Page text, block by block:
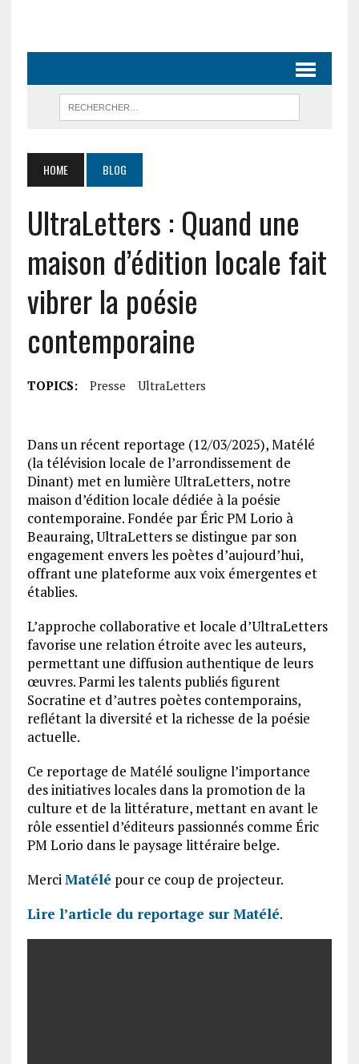
HOME BLOG
UltraLetters : Quand une
maison d’édition locale fait
vibrer la poésie
contemporaine
TOPICS: Presse UltraLetters
Dans un récent reportage (12/03/2025), Matélé
(la télévision locale de l’arrondissement de
Dinant) met en lumière UltraLetters, notre
maison d’édition locale dédiée à la poésie
contemporaine.Fondée par Éric PM Lorio à
Beauraing, UltraLetters se distingue par son
engagement envers les poètes d’aujourd’hui,
offrant une plateforme aux voix émergentes et
établies.
L’approche collaborative et locale d’UltraLetters
favorise une relation étroite avec les auteurs,
permettant une diffusion authentique de leurs
œuvres.Parmi les talents publiés figurent
Socratine et d’autres poètes contemporains,
reflétant la diversité et la richesse de la poésie
actuelle.
Ce reportage de Matélé souligne l’importance
des initiatives locales dans la promotion de la
culture et de la littérature, mettant en avant le
rôle essentiel d’éditeurs passionnés comme Éric
PM Lorio dans le paysage littéraire belge.
MerciMatélépour ce coup de projecteur.
Lire l’article du reportage sur Matélé.